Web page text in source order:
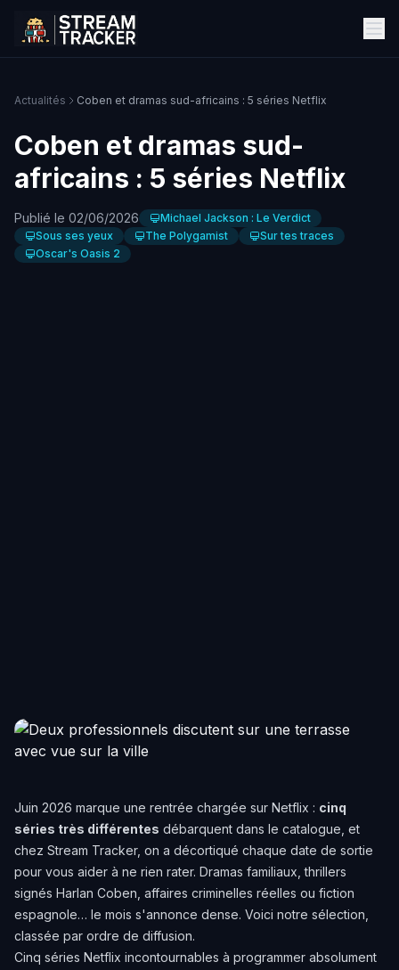
Actualités Coben et dramas sud-africains : 5 séries Netflix
Coben et dramas sud-
africains : 5 séries Netflix
Publié le 02/06/2026
Michael Jackson : Le Verdict
Sous ses yeux
The Polygamist
Sur tes traces
Oscar's Oasis 2
Juin 2026 marque une rentrée chargée sur Netflix : cinq
séries très différentes débarquent dans le catalogue, et
chez Stream Tracker, on a décortiqué chaque date de sortie
pour vous aider à ne rien rater. Dramas familiaux, thrillers
signés Harlan Coben, affaires criminelles réelles ou fiction
espagnole… le mois s'annonce dense. Voici notre sélection,
classée par ordre de diffusion.
Cinq séries Netflix incontournables à programmer absolument